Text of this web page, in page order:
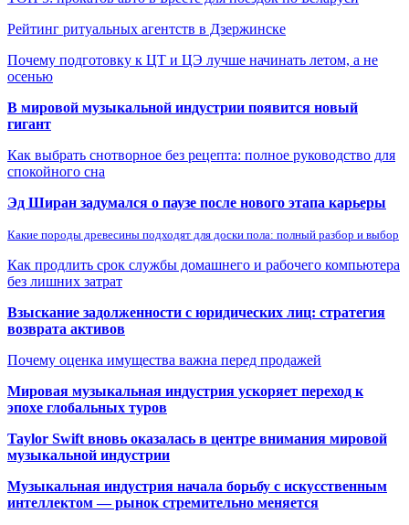
Рейтинг ритуальных агентств в Дзержинске
Почему подготовку к ЦТ и ЦЭ лучше начинать летом, а не
осенью
В мировой музыкальной индустрии появится новый
гигант
Как выбрать снотворное без рецепта: полное руководство для
спокойного сна
Эд Ширан задумался о паузе после нового этапа карьеры
Какие породы древесины подходят для доски пола: полный разбор и выбор
Как продлить срок службы домашнего и рабочего компьютера
без лишних затрат
Взыскание задолженности с юридических лиц: стратегия
возврата активов
Почему оценка имущества важна перед продажей
Мировая музыкальная индустрия ускоряет переход к
эпохе глобальных туров
Taylor Swift вновь оказалась в центре внимания мировой
музыкальной индустрии
Музыкальная индустрия начала борьбу с искусственным
интеллектом — рынок стремительно меняется